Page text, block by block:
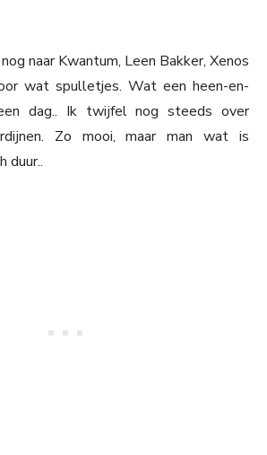
naar Kwantum, Leen Bakker, Xenos
wat spulletjes. Wat een heen-en-
dag.. Ik twijfel nog steeds over
Zo mooi, maar man wat is
duur..